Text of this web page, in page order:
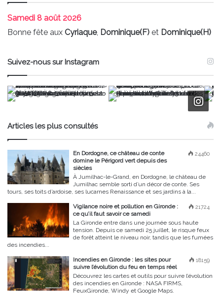
Samedi 8 août 2026
Bonne fête aux Cyriaque, Dominique(F) et Dominique(H)
Suivez-nous sur Instagram
Articles les plus consultés
24460
En Dordogne, ce château de conte
domine le Périgord vert depuis des
siècles
À Jumilhac-le-Grand, en Dordogne, le château de
Jumilhac semble sorti d’un décor de conte. Ses
tours, ses toits d’ardoise, ses lucarnes Renaissance et ses jardins à la...
21724
Vigilance noire et pollution en Gironde :
ce qu’il faut savoir ce samedi
La Gironde entre dans une journée sous haute
tension. Depuis ce samedi 25 juillet, le risque feux
de forêt atteint le niveau noir, tandis que les fumées
des incendies...
18159
Incendies en Gironde : les sites pour
suivre l’évolution du feu en temps réel
Découvrez les cartes et outils pour suivre l’évolution
des incendies en Gironde : NASA FIRMS,
FeuxGironde, Windy et Google Maps.